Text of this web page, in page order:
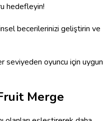
hedefleyin!
becerilerinizi geliştirin ve
seviyeden oyuncu için uygun
Merge